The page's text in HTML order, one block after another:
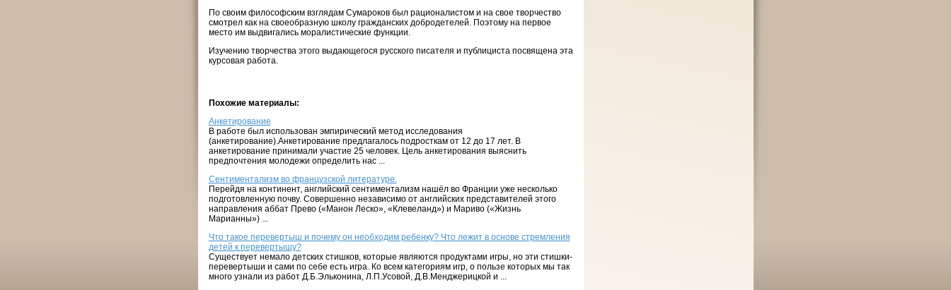
По своим философским взглядам Сумароков был рационалистом и на свое творчество
смотрел как на своеобразную школу гражданских добродетелей. Поэтому на первое
место им выдвигались моралистические функции.
Изучению творчества этого выдающегося русского писателя и публициста посвящена эта
курсовая работа.
Похожие материалы:
Анкетирование
В работе был использован эмпирический метод исследования
(анкетирование).Анкетирование предлагалось подросткам от 12 до 17 лет. В
анкетирование принимали участие 25 человек. Цель анкетирования выяснить
предпочтения молодежи определить нас ...
Сентиментализм во французской литературе.
Перейдя на континент, английский сентиментализм нашёл во Франции уже несколько
подготовленную почву. Совершенно независимо от английских представителей этого
направления аббат Прево («Манон Леско», «Клевеланд») и Мариво («Жизнь
Марианны») ...
Что такое перевертыш и почему он необходим ребенку? Что лежит в основе стремления
детей к перевертышу?
Существует немало детских стишков, которые являются продуктами игры, но эти стишки-
перевертыши и сами по себе есть игра. Ко всем категориям игр, о пользе которых мы так
много узнали из работ Д.Б.Эльконина, Л.П.Усовой, Д.В.Менджерицкой и ...